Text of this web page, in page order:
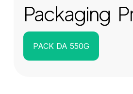
Packaging
PACK DA 550G